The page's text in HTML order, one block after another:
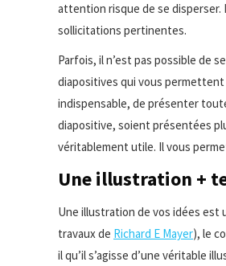
attention risque de se disperser.
sollicitations pertinentes.
Parfois, il n’est pas possible de
diapositives qui vous permettent
indispensable, de présenter
diapositive, soient présentées
véritablement utile. Il vous
Une illustration +
Une illustration de vos idées est
travaux de Richard E Mayer), le
il qu’il s’agisse d’une véritable